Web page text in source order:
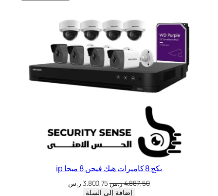
بكچ 8 كاميرات هيك فيجن 8 ميجا ip
4.887,50ر.س3.800,75 ر.س
إضافة إلى السلة